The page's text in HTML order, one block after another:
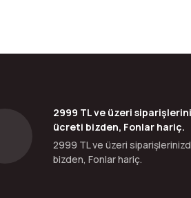
2999 TL ve üzeri
ücreti bizden, Fonlar hariç.
2999 TL ve üzeri
bizden, Fonlar hariç.